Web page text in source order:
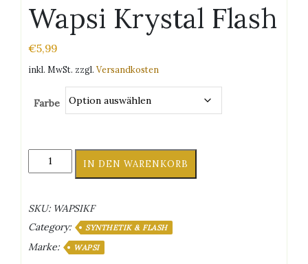
Wapsi Krystal Flash
€5,99
inkl. MwSt. zzgl. Versandkosten
Farbe
Wapsi
Krystal
IN DEN WARENKORB
SKU: WAPSIKF
Category:
SYNTHETIK & FLASH
Marke: WAPSI